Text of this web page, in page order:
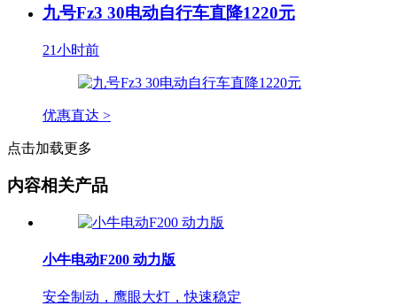
九号Fz3 30电动自行车直降1220元
21小时前
优惠直达 >
点击加载更多
内容相关产品
小牛电动F200 动力版
安全制动，鹰眼大灯，快速稳定